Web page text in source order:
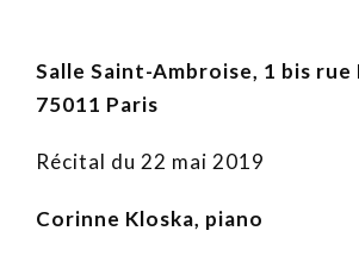
Salle Saint-Ambroise, 1 bis
75011 Paris
Récital du 22 mai 2019
Corinne Kloska, piano